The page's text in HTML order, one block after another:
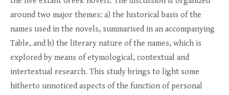
around two major themes: a) the historical basis of the
names used in the novels, summarised in an accompanying
Table, and b) the literary nature of the names, which is
explored by means of etymological, contextual and
intertextual research. This study brings to light some
hitherto unnoticed aspects of the function of personal